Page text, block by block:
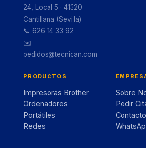
24, Local 5 · 41320
Cantillana (Sevilla)
📞 626 14 33 92
✉️
pedidos@tecnican.com
PRODUCTOS
Impresoras Brother
Ordenadores
Portátiles
Redes
Sobre
Pedir
Contacto